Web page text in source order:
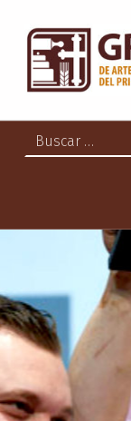
Buscar: